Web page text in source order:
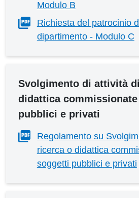
Modulo B
Richiesta del patrocinio
dipartimento - Modulo C
Svolgimento di attività
didattica
pubblici e privati
Regolamento su
ricerca o didattica
soggetti pubblici e privati